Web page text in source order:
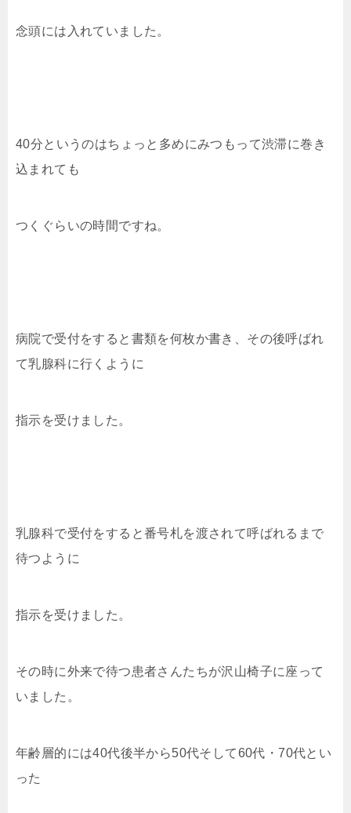
念頭には入れていました。
40分というのはちょっと多めにみつもって渋滞に巻き
込まれても
つくぐらいの時間ですね。
病院で受付をすると書類を何枚か書き、その後呼ばれ
て乳腺科に行くように
指示を受けました。
乳腺科で受付をすると番号札を渡されて呼ばれるまで
待つように
指示を受けました。
その時に外来で待つ患者さんたちが沢山椅子に座って
いました。
年齢層的には40代後半から50代そして60代・70代とい
った